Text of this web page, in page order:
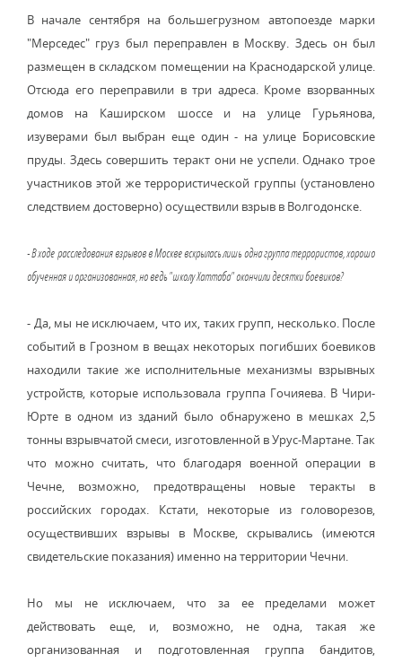
В начале сентября на большегрузном автопоезде марки
"Мерседес" груз был переправлен в Москву. Здесь он был
размещен в складском помещении на Краснодарской улице.
Отсюда его переправили в три адреса. Кроме взорванных
домов на Каширском шоссе и на улице Гурьянова,
изуверами был выбран еще один - на улице Борисовские
пруды. Здесь совершить теракт они не успели. Однако трое
участников этой же террористической группы (установлено
следствием достоверно) осуществили взрыв в Волгодонске.
- В ходе расследования взрывов в Москве вскрылась лишь одна группа террористов, хорошо
обученная и организованная, но ведь "школу Хаттаба" окончили десятки боевиков?
- Да, мы не исключаем, что их, таких групп, несколько. После
событий в Грозном в вещах некоторых погибших боевиков
находили такие же исполнительные механизмы взрывных
устройств, которые использовала группа Гочияева. В Чири-
Юрте в одном из зданий было обнаружено в мешках 2,5
тонны взрывчатой смеси, изготовленной в Урус-Мартане. Так
что можно считать, что благодаря военной операции в
Чечне, возможно, предотвращены новые теракты в
российских городах. Кстати, некоторые из головорезов,
осуществивших взрывы в Москве, скрывались (имеются
свидетельские показания) именно на территории Чечни.
Но мы не исключаем, что за ее пределами может
действовать еще, и, возможно, не одна, такая же
организованная и подготовленная группа бандитов,